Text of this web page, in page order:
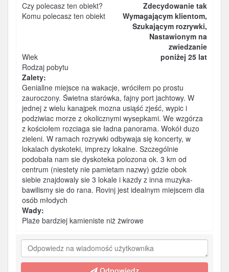
Czy polecasz ten obiekt?
Zdecydowanie tak
Komu polecasz ten obiekt
Wymagającym klientom,
Szukającym rozrywki,
Nastawionym na
zwiedzanie
Wiek
poniżej 25 lat
Rodzaj pobytu
Zalety:
Geniallne miejsce na wakacje, wróciłem po prostu
zauroczony. Świetna starówka, fajny port jachtowy. W
jednej z wielu kanajpek mozna usiąść zjeść, wypic i
podziwiac morze z okolicznymi wysepkami. We wzgórza
z kościołem rozciaga sie ładna panorama. Wokół duzo
zieleni. W ramach rozrywki odbywaja się koncerty, w
lokalach dyskoteki, imprezy lokalne. Szczególnie
podobała nam sie dyskoteka polozona ok. 3 km od
centrum (niestety nie pamietam nazwy) gdzie obok
siebie znajdowaly sie 3 lokale i kazdy z inna muzyka-
bawilismy sie do rana. Rovinj jest idealnym miejscem dla
osób młodych
Wady:
Plaże bardziej kamieniste niż żwirowe